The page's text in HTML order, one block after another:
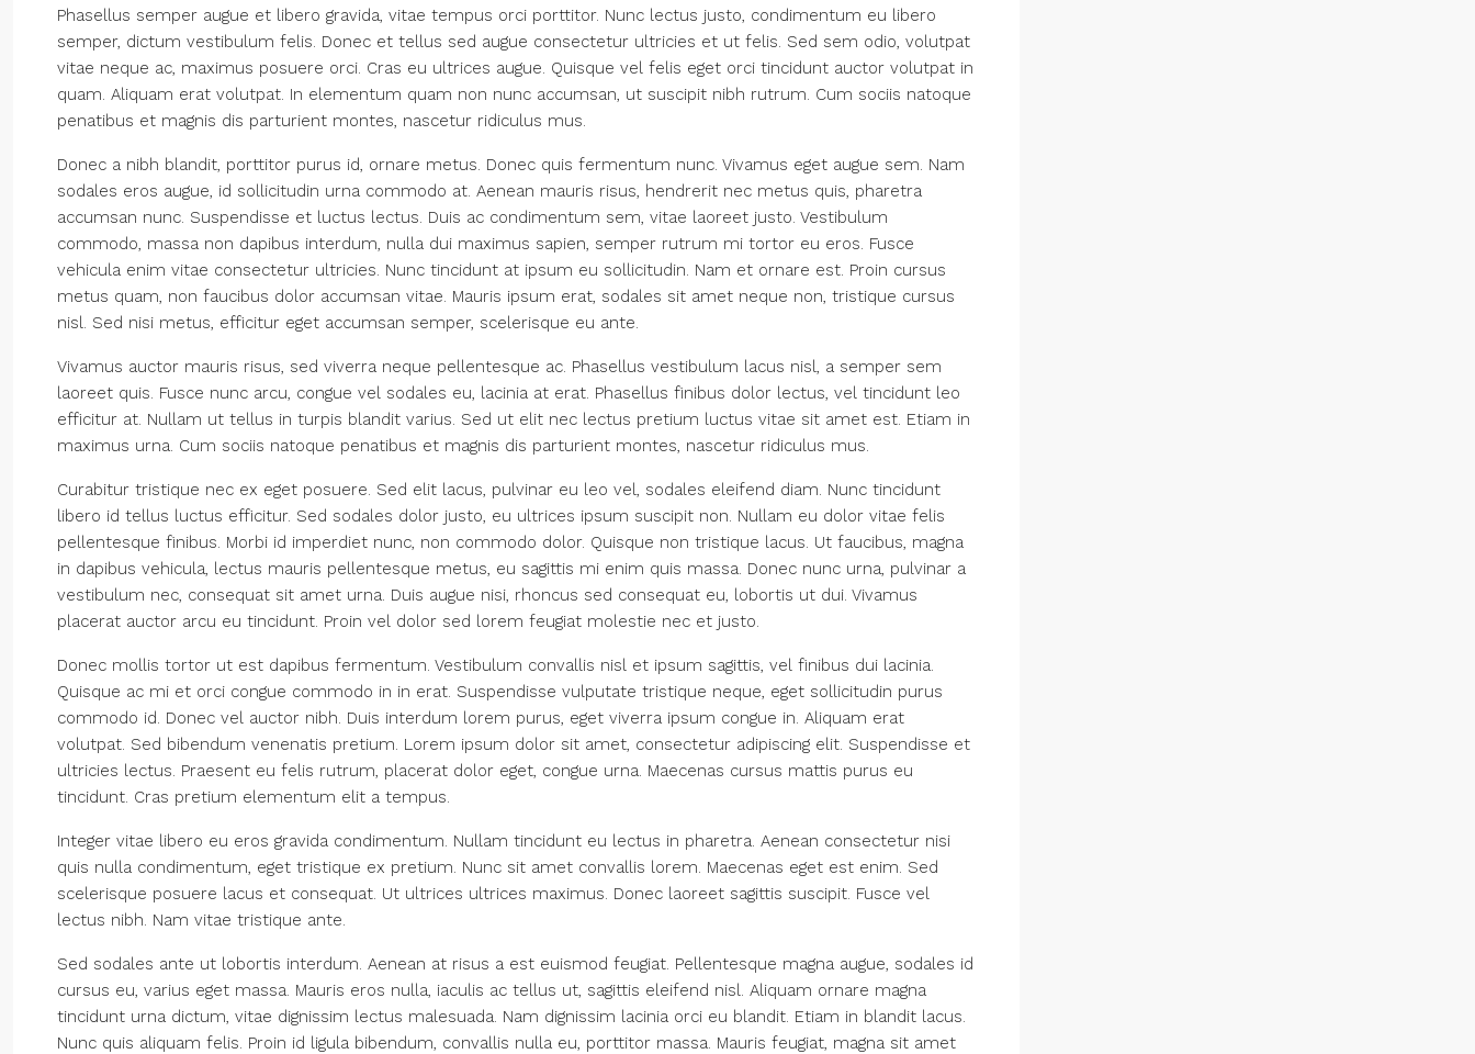
Phasellus semper augue et libero gravida, vitae tempus orci porttitor. Nunc lectus justo, condimentum eu libero
semper, dictum vestibulum felis. Donec et tellus sed augue consectetur ultricies et ut felis. Sed sem odio, volutpat
vitae neque ac, maximus posuere orci. Cras eu ultrices augue. Quisque vel felis eget orci tincidunt auctor volutpat in
quam. Aliquam erat volutpat. In elementum quam non nunc accumsan, ut suscipit nibh rutrum. Cum sociis natoque
penatibus et magnis dis parturient montes, nascetur ridiculus mus.
Donec a nibh blandit, porttitor purus id, ornare metus. Donec quis fermentum nunc. Vivamus eget augue sem. Nam
sodales eros augue, id sollicitudin urna commodo at. Aenean mauris risus, hendrerit nec metus quis, pharetra
accumsan nunc. Suspendisse et luctus lectus. Duis ac condimentum sem, vitae laoreet justo. Vestibulum
commodo, massa non dapibus interdum, nulla dui maximus sapien, semper rutrum mi tortor eu eros. Fusce
vehicula enim vitae consectetur ultricies. Nunc tincidunt at ipsum eu sollicitudin. Nam et ornare est. Proin cursus
metus quam, non faucibus dolor accumsan vitae. Mauris ipsum erat, sodales sit amet neque non, tristique cursus
nisl. Sed nisi metus, efficitur eget accumsan semper, scelerisque eu ante.
Vivamus auctor mauris risus, sed viverra neque pellentesque ac. Phasellus vestibulum lacus nisl, a semper sem
laoreet quis. Fusce nunc arcu, congue vel sodales eu, lacinia at erat. Phasellus finibus dolor lectus, vel tincidunt leo
efficitur at. Nullam ut tellus in turpis blandit varius. Sed ut elit nec lectus pretium luctus vitae sit amet est. Etiam in
maximus urna. Cum sociis natoque penatibus et magnis dis parturient montes, nascetur ridiculus mus.
Curabitur tristique nec ex eget posuere. Sed elit lacus, pulvinar eu leo vel, sodales eleifend diam. Nunc tincidunt
libero id tellus luctus efficitur. Sed sodales dolor justo, eu ultrices ipsum suscipit non. Nullam eu dolor vitae felis
pellentesque finibus. Morbi id imperdiet nunc, non commodo dolor. Quisque non tristique lacus. Ut faucibus, magna
in dapibus vehicula, lectus mauris pellentesque metus, eu sagittis mi enim quis massa. Donec nunc urna, pulvinar a
vestibulum nec, consequat sit amet urna. Duis augue nisi, rhoncus sed consequat eu, lobortis ut dui. Vivamus
placerat auctor arcu eu tincidunt. Proin vel dolor sed lorem feugiat molestie nec et justo.
Donec mollis tortor ut est dapibus fermentum. Vestibulum convallis nisl et ipsum sagittis, vel finibus dui lacinia.
Quisque ac mi et orci congue commodo in in erat. Suspendisse vulputate tristique neque, eget sollicitudin purus
commodo id. Donec vel auctor nibh. Duis interdum lorem purus, eget viverra ipsum congue in. Aliquam erat
volutpat. Sed bibendum venenatis pretium. Lorem ipsum dolor sit amet, consectetur adipiscing elit. Suspendisse et
ultricies lectus. Praesent eu felis rutrum, placerat dolor eget, congue urna. Maecenas cursus mattis purus eu
tincidunt. Cras pretium elementum elit a tempus.
Integer vitae libero eu eros gravida condimentum. Nullam tincidunt eu lectus in pharetra. Aenean consectetur nisi
quis nulla condimentum, eget tristique ex pretium. Nunc sit amet convallis lorem. Maecenas eget est enim. Sed
scelerisque posuere lacus et consequat. Ut ultrices ultrices maximus. Donec laoreet sagittis suscipit. Fusce vel
lectus nibh. Nam vitae tristique ante.
Sed sodales ante ut lobortis interdum. Aenean at risus a est euismod feugiat. Pellentesque magna augue, sodales id
cursus eu, varius eget massa. Mauris eros nulla, iaculis ac tellus ut, sagittis eleifend nisl. Aliquam ornare magna
tincidunt urna dictum, vitae dignissim lectus malesuada. Nam dignissim lacinia orci eu blandit. Etiam in blandit lacus.
Nunc quis aliquam felis. Proin id ligula bibendum, convallis nulla eu, porttitor massa. Mauris feugiat, magna sit amet